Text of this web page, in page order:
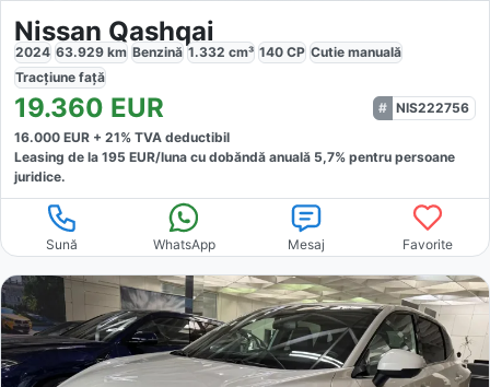
Nissan Qashqai
2024 63.929 km Benzină 1.332 cm³ 140 CP Cutie manuală
Tracțiune față
19.360 EUR
NIS222756
16.000 EUR + 21% TVA deductibil
Leasing de la 195 EUR/luna cu dobăndă anuală 5,7% pentru persoane
juridice.
Sună WhatsApp Mesaj Favorite